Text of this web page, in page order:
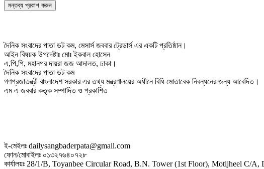
দৈনিক সংবাদের পাতা ডট কম, মেসার্স জববার ট্রেডার্স এর একটি প্রতিষ্ঠান।
আইন বিষয়ক উপদেষ্টাঃ মোঃ ইকবাল হোসেন
এ,পি,পি, মহানগর দায়রা জজ আদালত, ঢাকা।
দৈনিক সংবাদের পাতা ডট কম
গণপ্রজাতন্ত্রী বাংলাদেশ সরকার এর তথ্য মন্ত্রণালয়ের অধীনে বিধি মোতাবেক নিবন্ধনের জন্য আবেদিত।
এম এ জববার কতৃক সম্পাদিত ও প্রকাশিত
ই-মেইলঃ dailysangbaderpata@gmail.com
ফোন/মোবাইলঃ ০১৩২৭৬৪০৭২৮
কার্যালয়ঃ 28/1/B, Toyanbee Circular Road, B.N. Tower (1st Floor), Motijheel C/A,